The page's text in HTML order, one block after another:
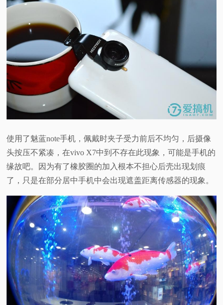
使用了魅蓝note手机，佩戴时夹子受力前后不均匀，后摄像
头按压不紧凑，在vivo X7中到不存在此现象，可能是手机的
缘故吧。因为有了橡胶圈的加入根本不担心后壳出现划痕
了，只是在部分居中手机中会出现遮盖距离传感器的现象。